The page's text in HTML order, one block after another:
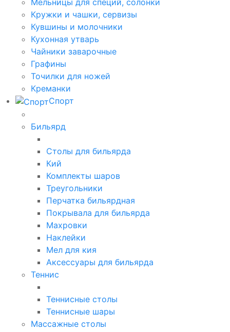
Мельницы для специй, солонки
Кружки и чашки, сервизы
Кувшины и молочники
Кухонная утварь
Чайники заварочные
Графины
Точилки для ножей
Креманки
Спорт
Бильярд
Столы для бильярда
Кий
Комплекты шаров
Треугольники
Перчатка бильярдная
Покрывала для бильярда
Махровки
Наклейки
Мел для кия
Аксессуары для бильярда
Теннис
Теннисные столы
Теннисные шары
Массажные столы